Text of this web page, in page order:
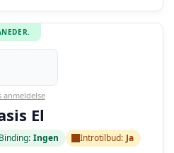
anmeldelse
El
Ingen Introtilbud: Ja